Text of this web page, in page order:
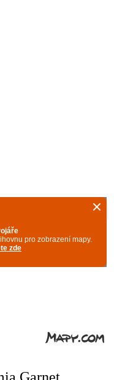
Garnet